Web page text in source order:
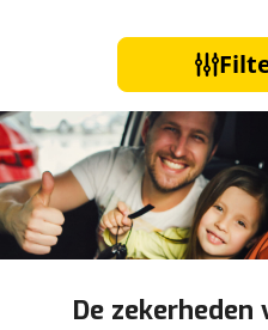
De zekerheden